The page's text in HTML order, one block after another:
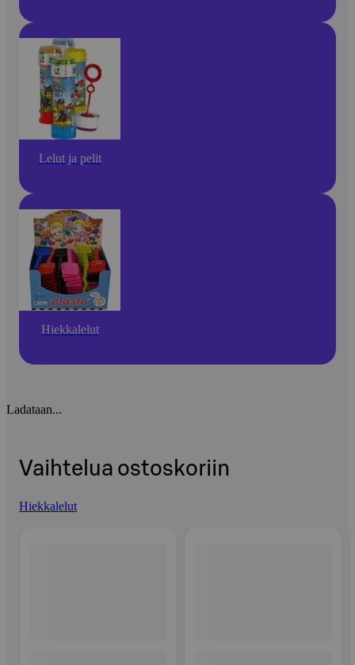
Lelut ja pelit
Hiekkalelut
Ladataan...
Vaihtelua ostoskoriin
Hiekkalelut